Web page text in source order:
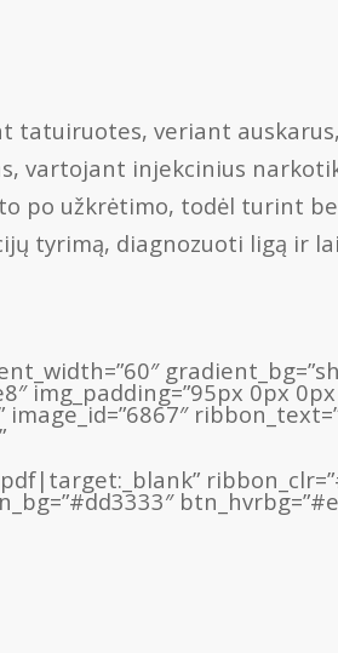
tatuiruotes, veriant
vartojant injekcinius
po užkrėtimo, todėl turint
tyrimą, diagnozuoti ligą ir
img_padding=”95px 0px